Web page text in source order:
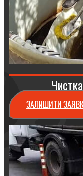
ЗАЛИШИТИ